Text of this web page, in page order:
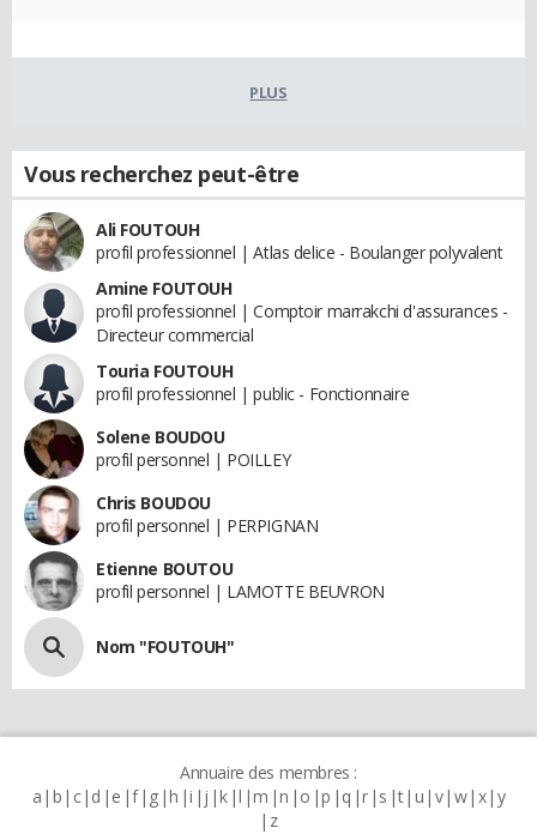
PLUS
Vous recherchez peut-être
Ali FOUTOUH
profil professionnel | Atlas delice - Boulanger polyvalent
Amine FOUTOUH
profil professionnel | Comptoir marrakchi d'assurances -
Directeur commercial
Touria FOUTOUH
profil professionnel | public - Fonctionnaire
Solene BOUDOU
profil personnel | POILLEY
Chris BOUDOU
profil personnel | PERPIGNAN
Etienne BOUTOU
profil personnel | LAMOTTE BEUVRON
Nom "FOUTOUH"
Annuaire des membres :
a b c d e f g h i j k l m n o p q r s t u v w x y
z